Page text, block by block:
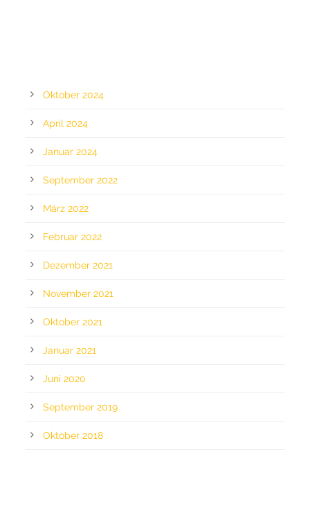
Oktober 2024
April 2024
Januar 2024
September 2022
März 2022
Februar 2022
Dezember 2021
November 2021
Oktober 2021
Januar 2021
Juni 2020
September 2019
Oktober 2018